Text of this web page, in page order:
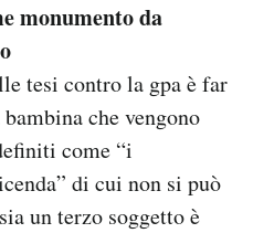
monumento da
tesi contro la gpa è far
che vengono
come “i
di cui non si può
un terzo soggetto è